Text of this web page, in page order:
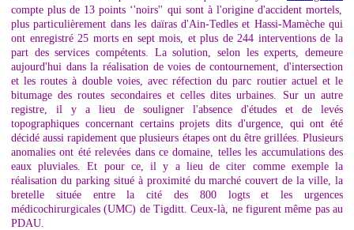
compte plus de 13 points ‘'noirs'' qui sont à l'origine d'accident mortels,
plus particulièrement dans les daïras d'Ain-Tedles et Hassi-Mamèche qui
ont enregistré 25 morts en sept mois, et plus de 244 interventions de la
part des services compétents. La solution, selon les experts, demeure
aujourd'hui dans la réalisation de voies de contournement, d'intersection
et les routes à double voies, avec réfection du parc routier actuel et le
bitumage des routes secondaires et celles dites urbaines. Sur un autre
registre, il y a lieu de souligner l'absence d'études et de levés
topographiques concernant certains projets dits d'urgence, qui ont été
décidé aussi rapidement que plusieurs étapes ont du être grillées. Plusieurs
anomalies ont été relevées dans ce domaine, telles les accumulations des
eaux pluviales. Et pour ce, il y a lieu de citer comme exemple la
réalisation du parking situé à proximité du marché couvert de la ville, la
bretelle située entre la cité des 800 logts et les urgences
médicochirurgicales (UMC) de Tigditt. Ceux-là, ne figurent même pas au
PDAU.